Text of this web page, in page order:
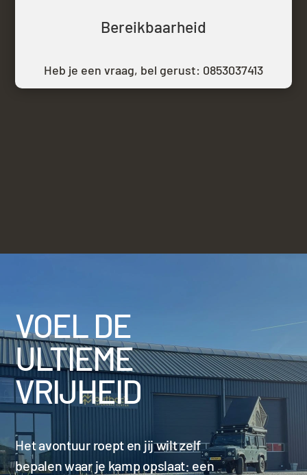
Bereikbaarheid
Heb je een vraag, bel gerust: 0853037413
VOEL DE
ULTIEME
VRIJHEID
Het avontuur roept en jij wilt zelf
bepalen waar je kamp opslaat: een